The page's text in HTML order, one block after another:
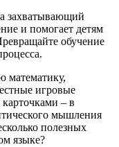
захватывающий
и помогает детям
обучение
математику,
игровые
– в
мышления
полезных
языке?